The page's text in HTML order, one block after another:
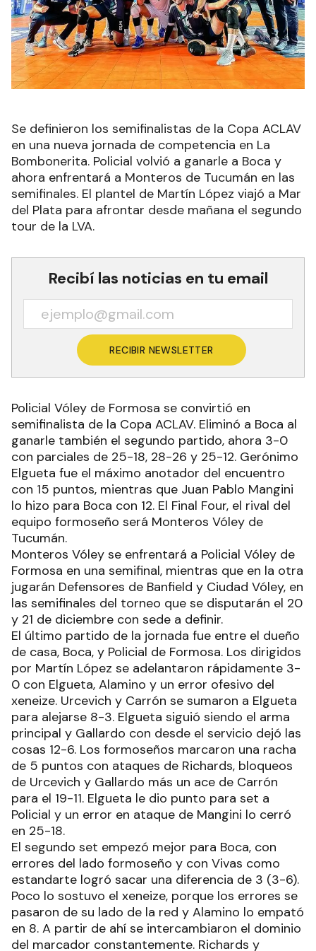
Se definieron los semifinalistas de la Copa ACLAV
en una nueva jornada de competencia en La
Bombonerita. Policial volvió a ganarle a Boca y
ahora enfrentará a Monteros de Tucumán en las
semifinales. El plantel de Martín López viajó a Mar
del Plata para afrontar desde mañana el segundo
tour de la LVA.
Recibí las noticias en tu email
RECIBIR NEWSLETTER
Policial Vóley de Formosa se convirtió en
semifinalista de la Copa ACLAV. Eliminó a Boca al
ganarle también el segundo partido, ahora 3-0
con parciales de 25-18, 28-26 y 25-12. Gerónimo
Elgueta fue el máximo anotador del encuentro
con 15 puntos, mientras que Juan Pablo Mangini
lo hizo para Boca con 12. El Final Four, el rival del
equipo formoseño será Monteros Vóley de
Tucumán.
Monteros Vóley se enfrentará a Policial Vóley de
Formosa en una semifinal, mientras que en la otra
jugarán Defensores de Banfield y Ciudad Vóley, en
las semifinales del torneo que se disputarán el 20
y 21 de diciembre con sede a definir.
El último partido de la jornada fue entre el dueño
de casa, Boca, y Policial de Formosa. Los dirigidos
por Martín López se adelantaron rápidamente 3-
0 con Elgueta, Alamino y un error ofesivo del
xeneize. Urcevich y Carrón se sumaron a Elgueta
para alejarse 8-3. Elgueta siguió siendo el arma
principal y Gallardo con desde el servicio dejó las
cosas 12-6. Los formoseños marcaron una racha
de 5 puntos con ataques de Richards, bloqueos
de Urcevich y Gallardo más un ace de Carrón
para el 19-11. Elgueta le dio punto para set a
Policial y un error en ataque de Mangini lo cerró
en 25-18.
El segundo set empezó mejor para Boca, con
errores del lado formoseño y con Vivas como
estandarte logró sacar una diferencia de 3 (3-6).
Poco lo sostuvo el xeneize, porque los errores se
pasaron de su lado de la red y Alamino lo empató
en 8. A partir de ahí se intercambiaron el dominio
del marcador constantemente. Richards y